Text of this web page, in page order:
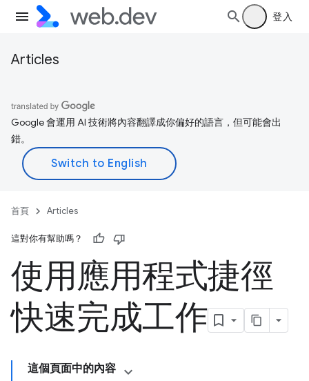
登入
Articles
Google 會運用 AI 技術將內容翻譯成你偏好的語言，但可能會出
錯。
首頁 Articles
這對你有幫助嗎？
使用應用程式捷徑
快速完成工作
這個頁面中的內容